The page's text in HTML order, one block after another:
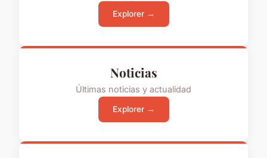
Explorer →
Noticias
Últimas noticias y actualidad
Explorer →